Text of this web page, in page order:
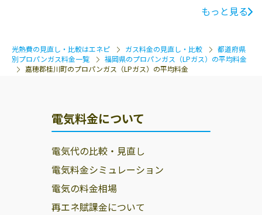
もっと見る
光熱費の見直し・比較はエネピ ガス料金の見直し・比較
都道府県
別プロパンガス料金一覧
福岡県のプロパンガス（LPガス）の平均料金
嘉穂郡桂川町のプロパンガス（LPガス）の平均料金
電気料金について
電気代の比較・見直し
電気料金シミュレーション
電気の料金相場
再エネ賦課金について